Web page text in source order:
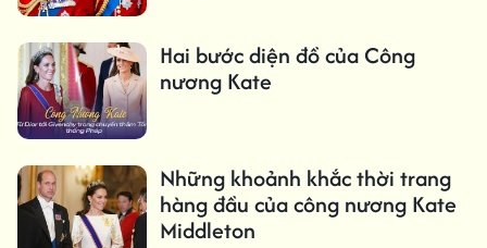
Hai bước diện đồ của Công
nương Kate
Những khoảnh khắc thời trang
hàng đầu của công nương Kate
Middleton